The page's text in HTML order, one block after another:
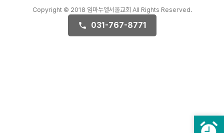
Copyright © 2018 임마누엘서울교회 All Rights Reserved.
031-767-8771